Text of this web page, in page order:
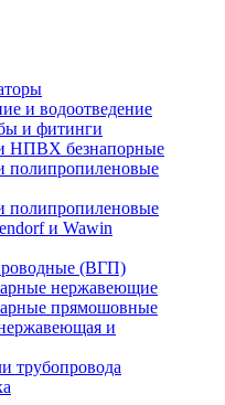
и водоотведение
и фитинги
НПВХ безнапорные
полипропиленовые
полипропиленовые
и Wawin
(ВГП)
нержавеющие
прямошовные
и
трубопровода